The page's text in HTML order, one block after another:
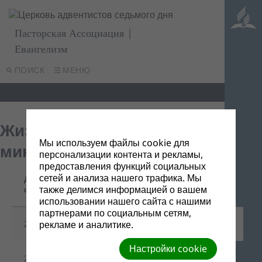
ПОИСК МЕНЮ
Пасторская Ассоциация |
Евангелизм
Жизнь как праздник (15
мин)
Дата
файла
Название/Ссылка
для скачивания
Описание
29/03/2022 Слайд01.jpg
29/03/2022 01 Выбор.docx -
Мы используем файлы cookie для
персонализации контента и рекламы,
предоставления функций социальных
сетей и анализа нашего трафика. Мы
также делимся информацией о вашем
использовании нашего сайта с нашими
партнерами по социальным сетям,
рекламе и аналитике.
Настройки cookie